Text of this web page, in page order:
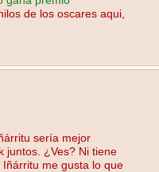
de los oscares aqui,
sería mejor
juntos. ¿Ves? Ni tiene
me gusta lo que